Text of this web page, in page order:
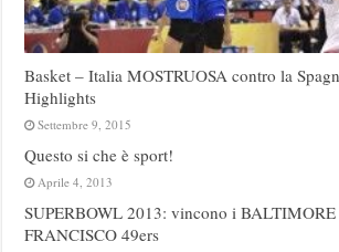
Basket – Italia MOSTRUOSA contro la
Highlights
Settembre 9, 2015
Questo si che è sport!
Aprile 4, 2013
SUPERBOWL 2013: vincono i
FRANCISCO 49ers